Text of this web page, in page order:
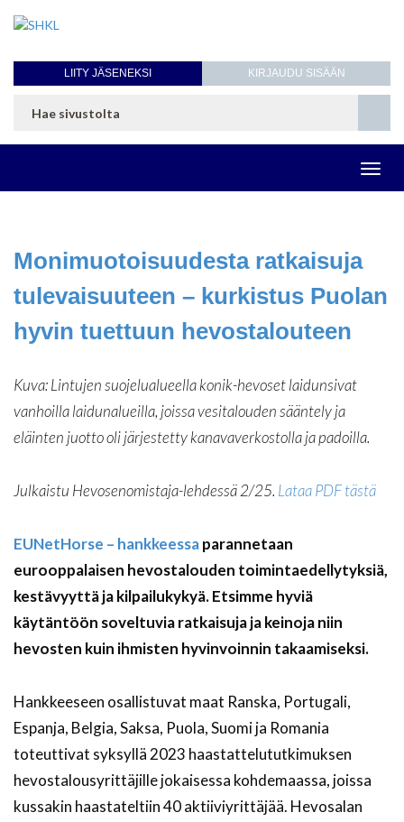
KIRJAUDU SISÄÄN
LIITY JÄSENEKSI
Monimuotoisuudesta ratkaisuja
tulevaisuuteen – kurkistus Puolan
hyvin tuettuun hevostalouteen
Kuva: Lintujen suojelualueella konik-hevoset laidunsivat
vanhoilla laidunalueilla, joissa vesitalouden sääntely ja
eläinten juotto oli järjestetty kanavaverkostolla ja padoilla.
Julkaistu Hevosenomistaja-lehdessä 2/25. Lataa PDF tästä
EUNetHorse – hankkeessaparannetaan
eurooppalaisen hevostalouden toimintaedellytyksiä,
kestävyyttä ja kilpailukykyä. Etsimme hyviä
käytäntöön soveltuvia ratkaisuja ja keinoja niin
hevosten kuin ihmisten hyvinvoinnin takaamiseksi.
Hankkeeseen osallistuvat maat Ranska, Portugali,
Espanja, Belgia, Saksa, Puola, Suomi ja Romania
toteuttivat syksyllä 2023 haastattelututkimuksen
hevostalousyrittäjille jokaisessa kohdemaassa, joissa
kussakin haastateltiin 40 aktiiviyrittäjää. Hevosalan